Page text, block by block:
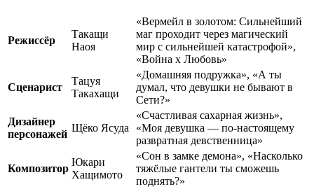
Режиссёр
Такащи
Наоя
«Вермейл в золотом: Сильнейший
маг проходит через магический
мир с сильнейшей катастрофой»,
«Война x Любовь»
Сценарист
Тацуя
Такахащи
«Домашняя подружка», «А ты
думал, что девушки не бывают в
Сети?»
Дизайнер
персонажей
Щёко Ясуда
«Счастливая сахарная жизнь»,
«Моя девушка — по-настоящему
развратная девственница»
Композитор
Юкари
Хащимото
«Сон в замке демона», «Насколько
тяжёлые гантели ты сможешь
поднять?»